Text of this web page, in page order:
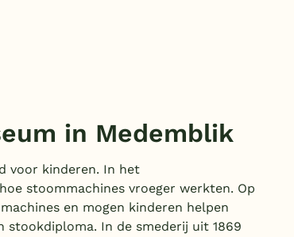
in Medemblik
voor kinderen. In het
stoommachines vroeger werkten. Op
en mogen kinderen helpen
stookdiploma. In de smederij uit 1869